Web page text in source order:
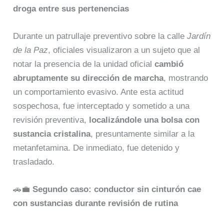
droga entre sus pertenencias
Durante un patrullaje preventivo sobre la calleJardín
de la Paz, oficiales visualizaron a un sujeto que al
notar la presencia de la unidad oficialcambió
abruptamente su dirección de marcha, mostrando
un comportamiento evasivo. Ante esta actitud
sospechosa, fue interceptado y sometido a una
revisión preventiva, localizándole una bolsa con
sustancia cristalina, presuntamente similar a la
metanfetamina. De inmediato, fue detenido y
trasladado.
🚗💼Segundo caso: conductor sin cinturón cae
con sustancias durante revisión de rutina